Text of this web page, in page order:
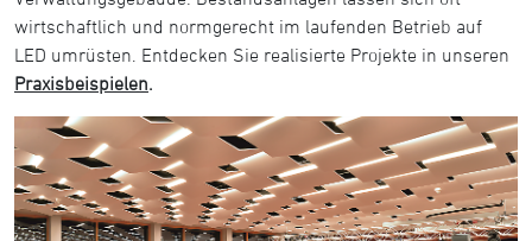
wirtschaftlich und normgerecht im laufenden Betrieb auf
LED umrüsten. Entdecken Sie realisierte Projekte in unseren
Praxisbeispielen.